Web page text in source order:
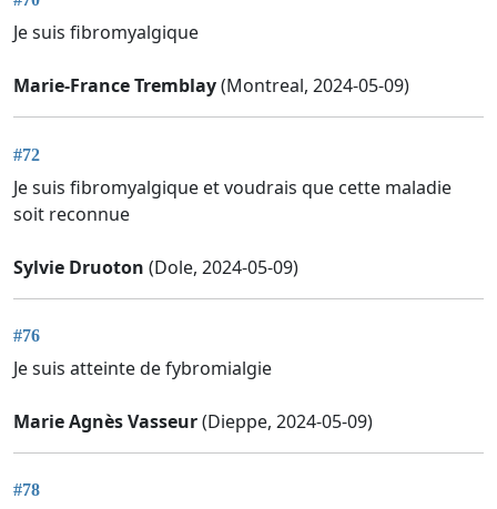
Je suis fibromyalgique
Marie-France Tremblay(Montreal, 2024-05-09)
#72
Je suis fibromyalgique et voudrais que cette maladie
soit reconnue
Sylvie Druoton (Dole, 2024-05-09)
#76
Je suis atteinte de fybromialgie
Marie Agnès Vasseur(Dieppe, 2024-05-09)
#78